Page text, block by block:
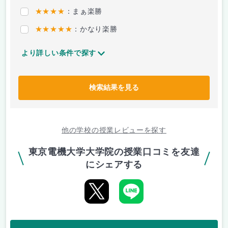
★★★★ ：まぁ楽勝
★★★★★ ：かなり楽勝
より詳しい条件で探す
検索結果を見る
他の学校の授業レビューを探す
東京電機大学大学院の授業口コミを友達
にシェアする